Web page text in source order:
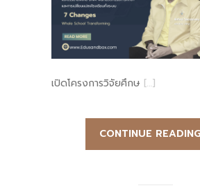
เปิดโครงการวิจัยศึกษ […]
CONTINUE READING